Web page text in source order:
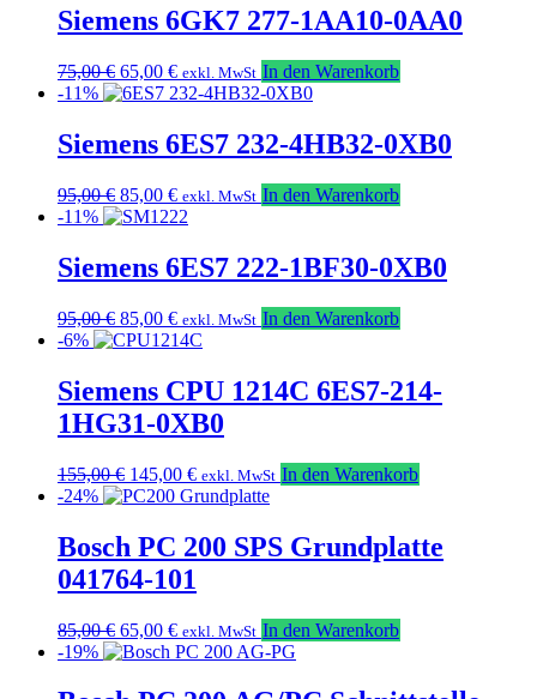
355,00 €325,00 €.
Siemens 6GK7 277-1AA10-0AA0
75,00€ Ursprünglicher
Preis
75,00 €
65,00 €Aktueller
Preis
65,00 €.
exkl. MwSt In den Warenkorb
-11%
Siemens 6ES7 232-4HB32-0XB0
95,00€ Ursprünglicher
Preis
95,00 €
85,00 €Aktueller
Preis
85,00 €.
exkl. MwSt In den Warenkorb
-11%
Siemens 6ES7 222-1BF30-0XB0
95,00€ Ursprünglicher
Preis
95,00 €
85,00 €Aktueller
Preis
85,00 €.
exkl. MwSt In den Warenkorb
-6%
Siemens CPU 1214C 6ES7-214-
1HG31-0XB0
155,00€ Ursprünglicher
Preis
155,00 €
145,00 €Aktueller
Preis
145,00 €.
exkl. MwSt In den Warenkorb
-24%
Bosch PC 200 SPS Grundplatte
041764-101
85,00€ Ursprünglicher
Preis
85,00 €
65,00 €Aktueller
Preis
65,00 €.
exkl. MwSt In den Warenkorb
-19%